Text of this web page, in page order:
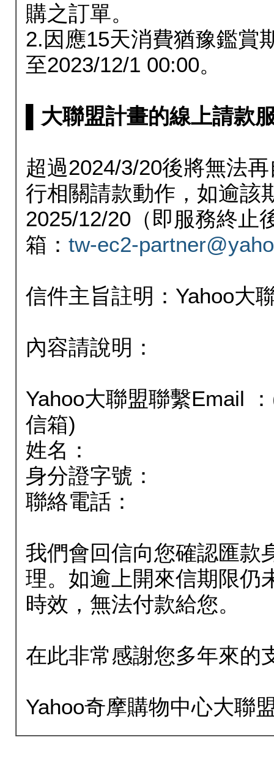
購之訂單。
2.因應15天消費猶豫鑑賞
至2023/12/1 00:00。
▌大聯盟計畫的線上請款
超過2024/3/20後將無法
行相關請款動作，如逾該
2025/12/20（即服務終止
箱： tw-ec2-
信件主旨註明：Yahoo大
內容請說明：
Yahoo大聯盟聯繫Email
信箱)
姓名：
身分證字號：
聯絡電話：
我們會回信向您確認匯款
理。如逾上開來信期限仍
時效，無法付款給您。
在此非常感謝您多年來的
Yahoo奇摩購物中心大